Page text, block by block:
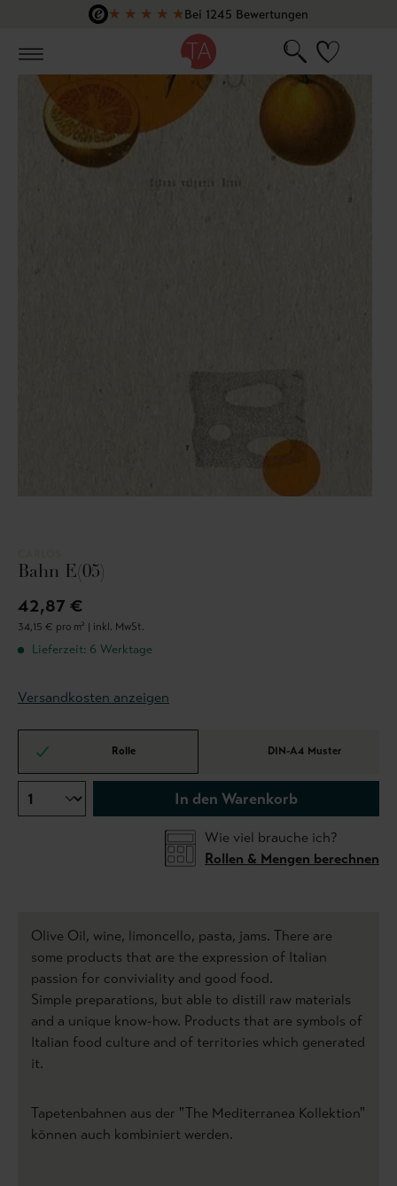
Zum Hauptinhalt springen
★ ★ ★ ★ ★Bei 1245 Bewertungen
Bahn E(05)
42,87 €
34,15 € pro m² | inkl. MwSt.
Lieferzeit: 6 Werktage
Versandkosten anzeigen
Rolle DIN-A4 Muster
In den Warenkorb
Wie viel brauche ich?
Rollen & Mengen berechnen
Olive Oil, wine, limoncello, pasta, jams. There are
some products that are the expression of Italian
passion for conviviality and good food.
Simple preparations, but able to distill raw materials
and a unique know-how. Products that are symbols of
Italian food culture and of territories which generated
it.
Tapetenbahnen aus der "The Mediterranea Kollektion"
können auch kombiniert werden.